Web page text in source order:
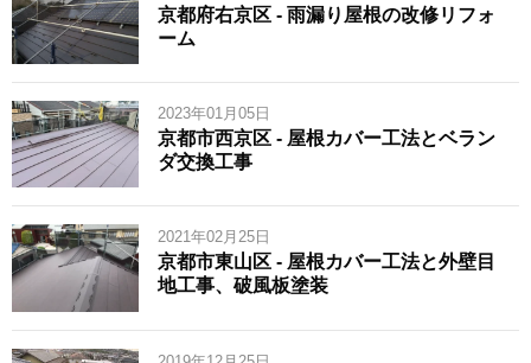
京都府右京区 - 雨漏り屋根の改修リフォ
ーム
2023年01月05日
京都市西京区 - 屋根カバー工法とベラン
ダ交換工事
2021年02月25日
京都市東山区 - 屋根カバー工法と外壁目
地工事、破風板塗装